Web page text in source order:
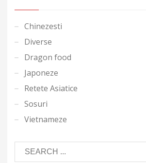
Chinezesti
Diverse
Dragon food
Japoneze
Retete Asiatice
Sosuri
Vietnameze